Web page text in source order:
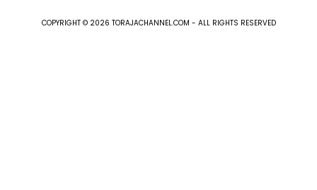
COPYRIGHT © 2026 TORAJACHANNEL.COM - ALL RIGHTS RESERVED